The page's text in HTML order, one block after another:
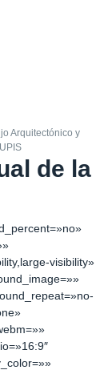
Arquitectónico y
de la
visibility»